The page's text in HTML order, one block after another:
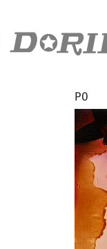
PO